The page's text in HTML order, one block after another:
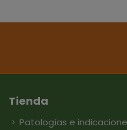
Tienda
Patologías e